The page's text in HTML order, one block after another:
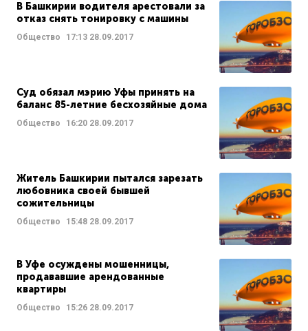
В Башкирии водителя арестовали за
отказ снять тонировку с машины
Общество 17:13 28.09.2017
Суд обязал мэрию Уфы принять на
баланс 85-летние бесхозяйные дома
Общество 16:20 28.09.2017
Житель Башкирии пытался зарезать
любовника своей бывшей
сожительницы
Общество 15:48 28.09.2017
В Уфе осуждены мошенницы,
продававшие арендованные
квартиры
Общество 15:26 28.09.2017